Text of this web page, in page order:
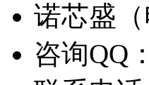
诺芯盛
咨询QQ